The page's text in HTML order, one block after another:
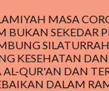
MASA
BUKAN SEKEDAR
KESEHATAN
AL-QUR'AN DAN
DALAM